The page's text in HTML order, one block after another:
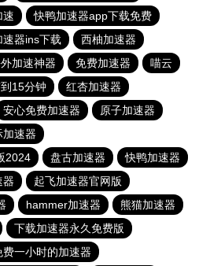
速
快鸭加速器app下载免费
速器ins下载
西柚加速器
加速神器 免费加速器
喵云
15分钟
红杏加速器
安心免费加速器
原子加速器
加速器
2024
盘古加速器
快鸭加速器
器
起飞加速器官网版
hammer加速器
熊猫加速器
下载加速器永久免费版
费一小时的加速器